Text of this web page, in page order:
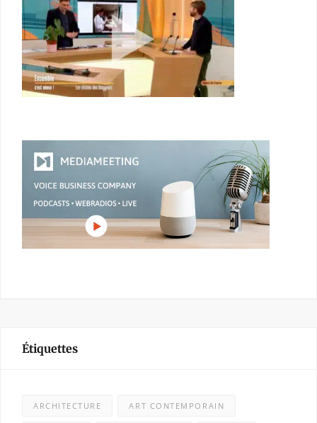
Étiquettes
ARCHITECTURE ART CONTEMPORAIN